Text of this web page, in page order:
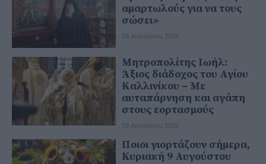
αμαρτωλούς για να τους
σώσει»
09 Αυγούστου 2026
Μητροπολίτης Ιωήλ:
Άξιος διάδοχος του Αγίου
Καλλινίκου – Με
αυταπάρνηση και αγάπη
στους εορτασμούς
09 Αυγούστου 2026
Ποιοι γιορτάζουν σήμερα,
Κυριακή 9 Αυγούστου